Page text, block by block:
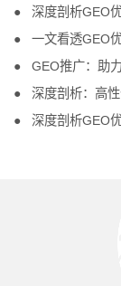
深度剖析GEO
一文看透GEO
GEO推广：助
深度剖析：高
深度剖析GEO